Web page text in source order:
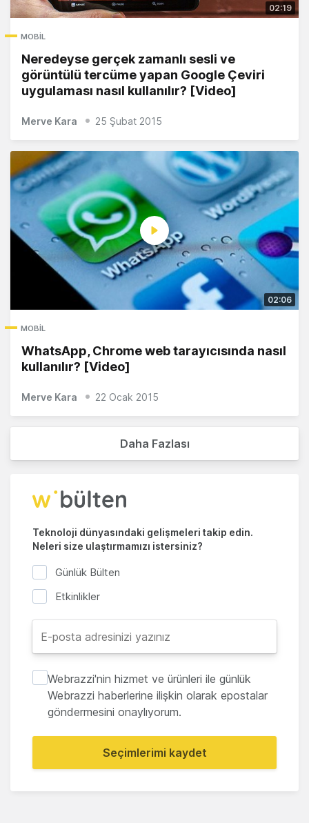
MOBIL
Neredeyse gerçek zamanlı sesli ve
görüntülü tercüme yapan Google Çeviri
uygulaması nasıl kullanılır? [Video]
02:19
Merve Kara 25 Şubat 2015
MOBIL
WhatsApp, Chrome web tarayıcısında nasıl
kullanılır? [Video]
02:06
Merve Kara 22 Ocak 2015
Daha Fazlası
Teknoloji dünyasındaki gelişmeleri takip edin.
Neleri size ulaştırmamızı istersiniz?
Günlük Bülten
Etkinlikler
Webrazzi'nin hizmet ve ürünleri ile günlük
Webrazzi haberlerine ilişkin olarak epostalar
göndermesini onaylıyorum.
Seçimlerimi kaydet